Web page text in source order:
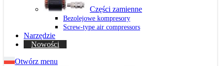
Części zamienne
Bezolejowe kompresory
Screw-type air compressors
Narzędzie
Nowości
Otwórz menu